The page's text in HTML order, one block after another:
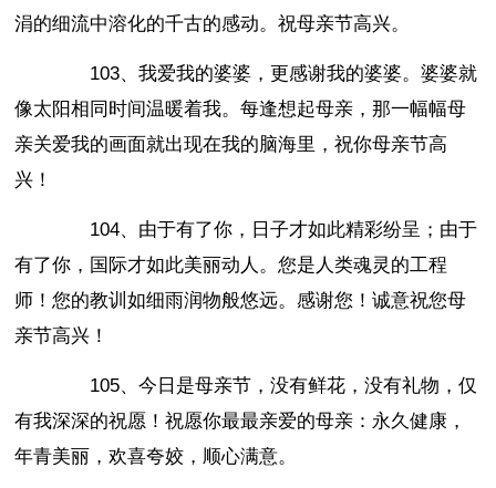
涓的细流中溶化的千古的感动。祝母亲节高兴。
103、我爱我的婆婆，更感谢我的婆婆。婆婆就
像太阳相同时间温暖着我。每逢想起母亲，那一幅幅母
亲关爱我的画面就出现在我的脑海里，祝你母亲节高
兴！
104、由于有了你，日子才如此精彩纷呈；由于
有了你，国际才如此美丽动人。您是人类魂灵的工程
师！您的教训如细雨润物般悠远。感谢您！诚意祝您母
亲节高兴！
105、今日是母亲节，没有鲜花，没有礼物，仅
有我深深的祝愿！祝愿你最最亲爱的母亲：永久健康，
年青美丽，欢喜夸姣，顺心满意。